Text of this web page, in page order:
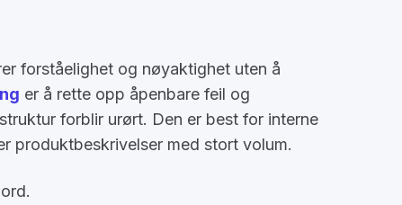
forståelighet og nøyaktighet uten å
er å rette opp åpenbare feil og
forblir urørt. Den er best for interne
produktbeskrivelser med stort volum.